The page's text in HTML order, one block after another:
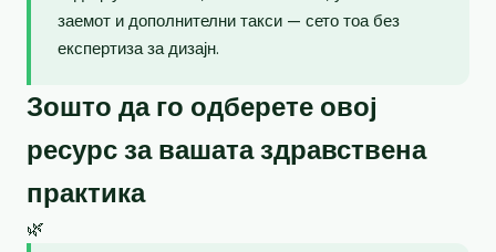
заемот и дополнителни такси — сето тоа без
експертиза за дизајн.
Зошто да го одберете овој
ресурс за вашата здравствена
практика
🌿